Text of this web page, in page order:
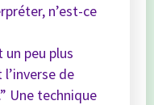
n’est-ce
un peu plus
de
Une technique